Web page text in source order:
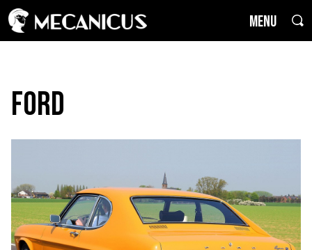
MENU
Ford